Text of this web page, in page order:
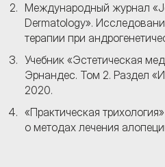
Международный журнал
Dermatology».
терапии при
Учебник «Эстетическая
Эрнандес. Том 2. Раздел
2020.
«Практическая
о методах лечения